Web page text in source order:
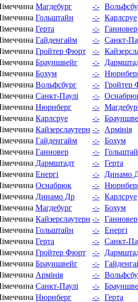
Магдебург
-:-
Гольштайн
-:- Карлсруе
Герта
-:- Ганновер
Гайденгайм
-:- Санкт-
Гройтер Фюрт
-:-
Брауншвейг
-:-
Бохум
-:-
Вольфсбург
-:- Гройтер
Санкт-Паулі
-:-
Нюрнберг
-:-
Карлсруе
-:-
Кайзерслаутерн -:-
Армінія
Гайденгайм
-:- Бохум
Ганновер
-:-
Дармштадт
-:- Герта
Енергі
-:-
Динамо
Оснабрюк
-:-
Динамо Др
-:- Карлсруе
Магдебург
-:- Бохум
Кайзерслаутерн -:- Ганновер
Гольштайн
-:- Енергі
Герта
-:- Санкт-
Гройтер Фюрт
-:-
Брауншвейг
-:-
Армінія
-:-
Санкт-Паулі
-:-
Нюрнберг
-:- Герта